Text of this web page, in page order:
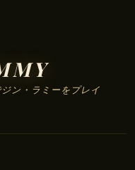
ン・ラミーをプレイ